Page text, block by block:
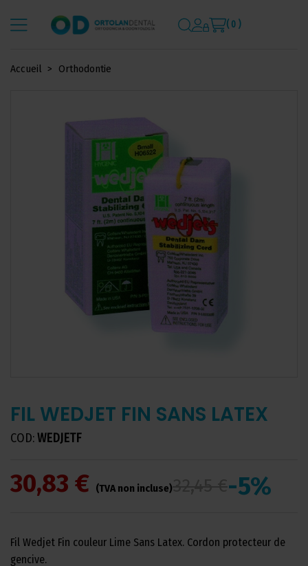
( 0 )
Accueil Orthodontie
FIL WEDJET FIN SANS LATEX
COD:WEDJETF
30,83 € (TVA non incluse) -5%
Fil Wedjet Fin couleur Lime Sans Latex. Cordon protecteur de
gencive.